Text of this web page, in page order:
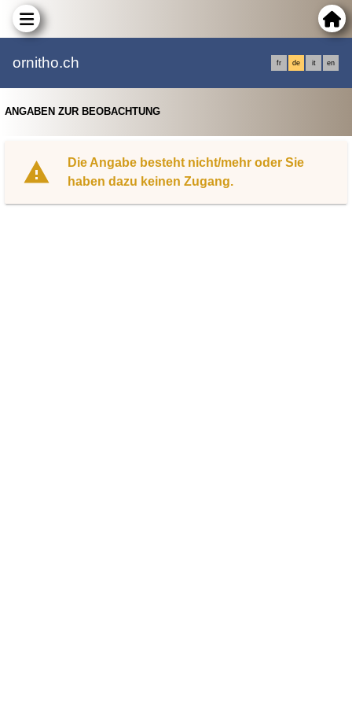
ornitho.ch fr de it en
ANGABEN ZUR BEOBACHTUNG
Die Angabe besteht nicht/mehr oder Sie
haben dazu keinen Zugang.